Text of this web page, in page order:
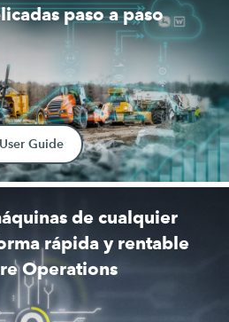
paso a paso
Guide
de cualquier
rápida y rentable
Operations